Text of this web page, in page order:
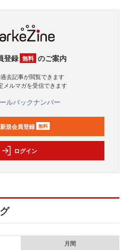
登録 無料 のご案内
過去記事が閲覧できます
メルマガを受信できます
ルバックナンバー
新規会員登録 無料
ログイン
月間